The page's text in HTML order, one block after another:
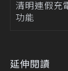
清明連假充
功能
延伸閱讀